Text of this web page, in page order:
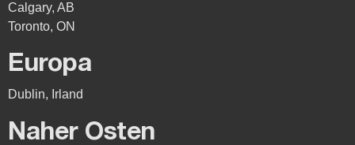
Calgary, AB
Toronto, ON
Europa
Dublin, Irland
Naher Osten